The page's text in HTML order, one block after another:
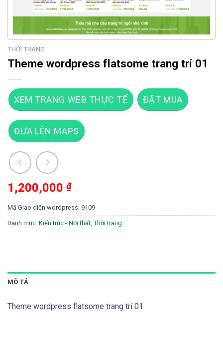
THỜI TRANG
Theme wordpress flatsome trang trí 01
XEM TRANG WEB THỰC TẾ ĐẶT MUA
ĐƯA LÊN MAPS
1,200,000 ₫
Mã Giao diện wordpress: 9109
Danh mục: Kiến trúc - Nội thất, Thời trang
MÔ TẢ
Theme wordpress flatsome trang trí 01